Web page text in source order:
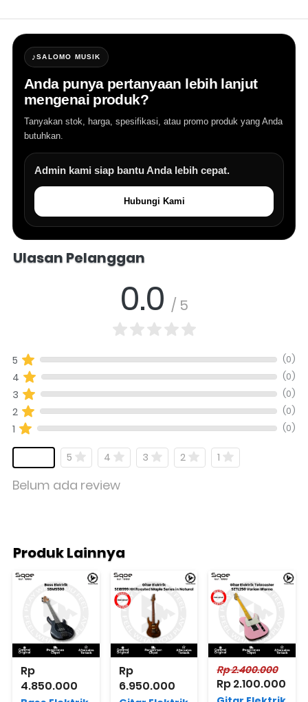
♪SALOMO MUSIK
Anda punya pertanyaan lebih lanjut
mengenai produk?
Tanyakan stok, harga, spesifikasi, atau promo produk yang Anda
butuhkan.
Admin kami siap bantu Anda lebih cepat.
Hubungi Kami
Ulasan Pelanggan
0.0 / 5
5 (0)
4 (0)
3 (0)
2 (0)
1 (0)
5 4 3 2 1
Belum ada review
Produk Lainnya
Rp
4.850.000
Rp
6.950.000
Rp 2.400.000
Rp 2.100.000